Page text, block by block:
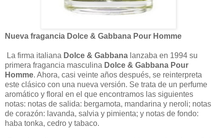
Nueva fragancia Dolce & Gabbana Pour Homme
La firma italiana Dolce & Gabbana lanzaba en 1994 su
primera fragancia masculina Dolce & Gabbana Pour
Homme. Ahora, casi veinte años después, se reinterpreta
este clásico con una nueva versión. Se trata de un perfume
aromático y floral en el que encontramos las siguientes
notas: notas de salida: bergamota, mandarina y neroli; notas
de corazón: lavanda, salvia y pimienta; y notas de fondo:
haba tonka, cedro y tabaco.